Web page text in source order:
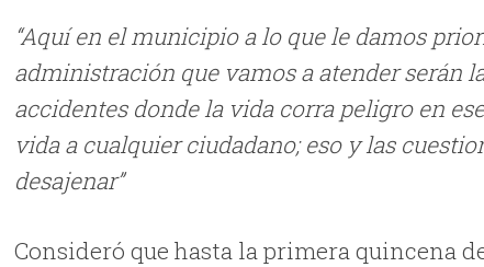
“Aquí en el municipio a lo que le damos
administración que vamos a atender serán
accidentes donde la vida corra peligro en
vida a cualquier ciudadano; eso y las
desajenar”
Consideró que hasta la primera quincena